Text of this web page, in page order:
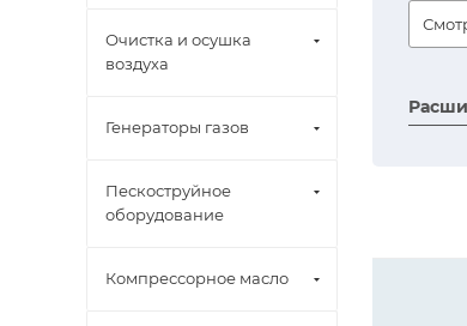
Очистка и осушка
воздуха
Генераторы газов
Пескоструйное
оборудование
Компрессорное масло